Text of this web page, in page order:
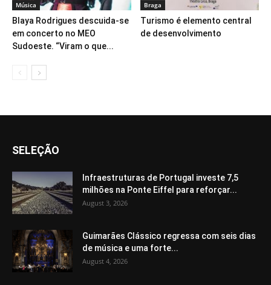
Música
Blaya Rodrigues descuida-se
em concerto no MEO
Sudoeste. “Viram o que...
Braga
Turismo é elemento central
de desenvolvimento
SELEÇÃO
Infraestruturas de Portugal investe 7,5
milhões na Ponte Eiffel para reforçar...
August 3, 2026
Guimarães Clássico regressa com seis dias
de música e uma forte...
August 4, 2026